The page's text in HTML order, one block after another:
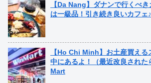
【Da Nang】ダナンで行くべ
は一級品！引き続き良いカフ
【Ho Chi Minh】お土産買える
中にあるよ！（最近改良された
Mart